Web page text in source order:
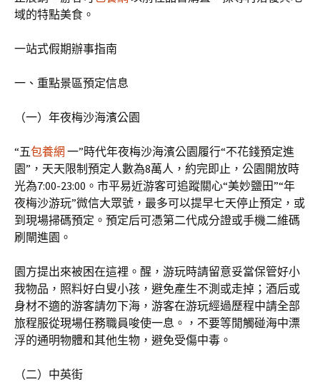
域的特點美食。
一站式假期辦事指南
一、重點景區預定信息
（一）年夜梅沙海濱公園
“五包養網 一”時代年夜梅沙海濱公園履行“不花錢預定進
園”，天天限制預定人數為8萬人，約完即止，公園開放時
光為7:00-23:00。市平易近游客可追蹤關心“美妙鹽田”“年
夜梅沙游玩”微信大眾號，最多可以提早七天停止預定，或
到現場掃碼預定。預定后可憑第二代成分證或手機二維碼
刷閘進園。
園方提出來被困在這裡。醒，游玩時請留意妥當保管好小
我物品，照料好白叟小孩，避免產生不測或走掉；酒后或
身材不適的游客請勿下海，游客在游玩經過歷程中請全部
旅程服從現場任務職員唆使一息。，不要等閒觸碰海中漂
浮的通明物體和其他生物，避免受傷中毒。
（二）中英街